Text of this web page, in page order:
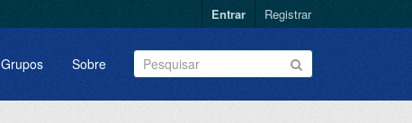
Entrar Registrar
Grupos Sobre